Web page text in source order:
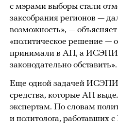
с мэрами выборы стали
заксобрания регионов —
возможность», —
«политическое решение —
принимали в АП, а ИСЭПИ
законодательно обставить».
Еще одной задачей ИСЭПИ
средства, которые АП
экспертам. По словам
и политолога, работавших